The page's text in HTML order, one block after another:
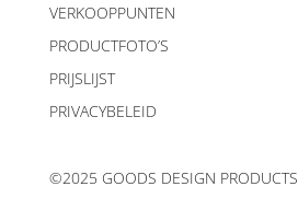
VERKOOPPUNTEN
PRODUCTFOTO’S
PRIJSLIJST
PRIVACYBELEID
©2025 GOODS DESIGN PRODUCTS